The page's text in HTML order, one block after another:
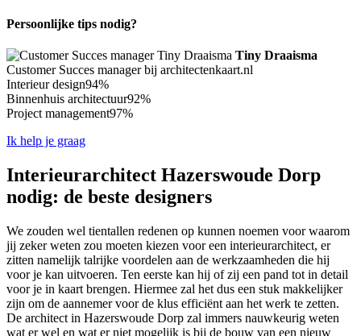
Persoonlijke tips nodig?
Tiny Draaisma
Customer Succes manager bij architectenkaart.nl
Interieur design94%
Binnenhuis architectuur92%
Project management97%
Ik help je graag
Interieurarchitect Hazerswoude Dorp
nodig: de beste designers
We zouden wel tientallen redenen op kunnen noemen voor waarom
jij zeker weten zou moeten kiezen voor een interieurarchitect, er
zitten namelijk talrijke voordelen aan de werkzaamheden die hij
voor je kan uitvoeren. Ten eerste kan hij of zij een pand tot in detail
voor je in kaart brengen. Hiermee zal het dus een stuk makkelijker
zijn om de aannemer voor de klus efficiënt aan het werk te zetten.
De architect in Hazerswoude Dorp zal immers nauwkeurig weten
wat er wel en wat er niet mogelijk is bij de bouw van een nieuw